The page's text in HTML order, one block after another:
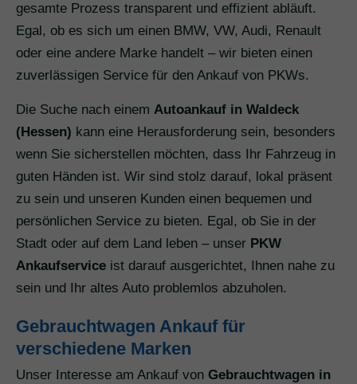
gesamte Prozess transparent und effizient abläuft.
Egal, ob es sich um einen BMW, VW, Audi, Renault
oder eine andere Marke handelt – wir bieten einen
zuverlässigen Service für den Ankauf von PKWs.
Die Suche nach einem Autoankauf in Waldeck
(Hessen) kann eine Herausforderung sein, besonders
wenn Sie sicherstellen möchten, dass Ihr Fahrzeug in
guten Händen ist. Wir sind stolz darauf, lokal präsent
zu sein und unseren Kunden einen bequemen und
persönlichen Service zu bieten. Egal, ob Sie in der
Stadt oder auf dem Land leben – unser PKW
Ankaufservice ist darauf ausgerichtet, Ihnen nahe zu
sein und Ihr altes Auto problemlos abzuholen.
Gebrauchtwagen Ankauf für
verschiedene Marken
Unser Interesse am Ankauf von Gebrauchtwagen in